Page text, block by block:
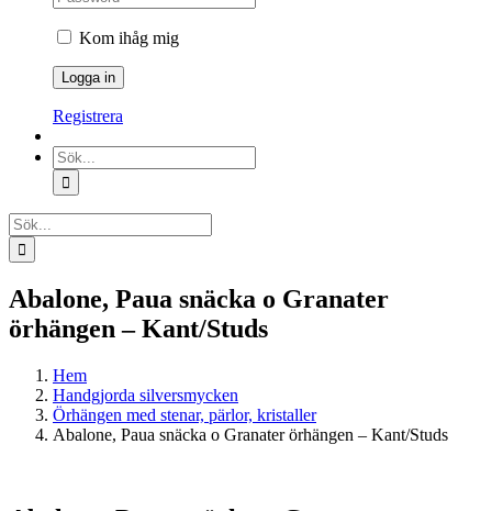
Kom ihåg mig
Registrera
Sök
efter:
Sök
efter:
Abalone, Paua snäcka o Granater
örhängen – Kant/Studs
Hem
Handgjorda silversmycken
Örhängen med stenar, pärlor, kristaller
Abalone, Paua snäcka o Granater örhängen – Kant/Studs